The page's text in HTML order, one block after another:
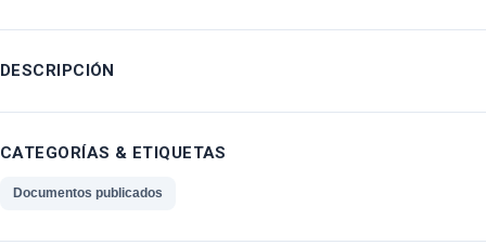
DESCRIPCIÓN
CATEGORÍAS & ETIQUETAS
Documentos publicados